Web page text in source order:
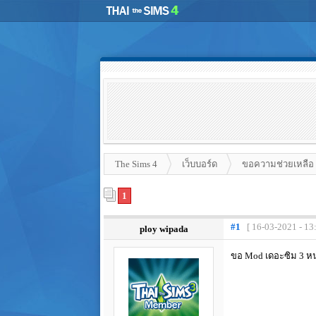
The Sims 4 เว็บบอร์ด ขอความช่วยเหลือ
1
ploy wipada #1 [ 16-03-2021 -
ขอ Mod เดอะซิม 3